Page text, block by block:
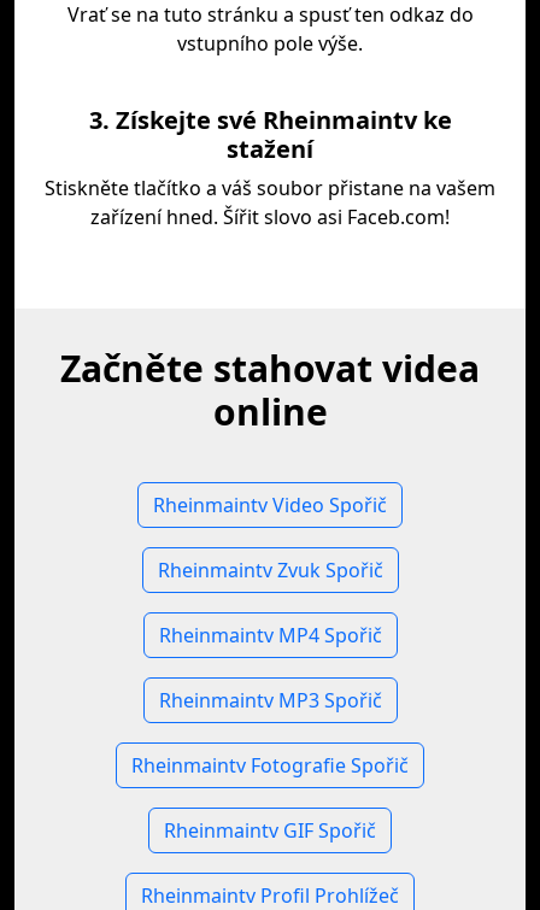
Vrať se na tuto stránku a spusť ten odkaz do
vstupního pole výše.
3. Získejte své Rheinmaintv ke
stažení
Stiskněte tlačítko a váš soubor přistane na vašem
zařízení hned. Šířit slovo asi Faceb.com!
Začněte stahovat videa
online
Rheinmaintv Video Spořič
Rheinmaintv Zvuk Spořič
Rheinmaintv MP4 Spořič
Rheinmaintv MP3 Spořič
Rheinmaintv Fotografie Spořič
Rheinmaintv GIF Spořič
Rheinmaintv Profil Prohlížeč